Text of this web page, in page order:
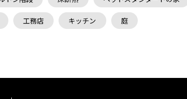
工務店 キッチン 庭